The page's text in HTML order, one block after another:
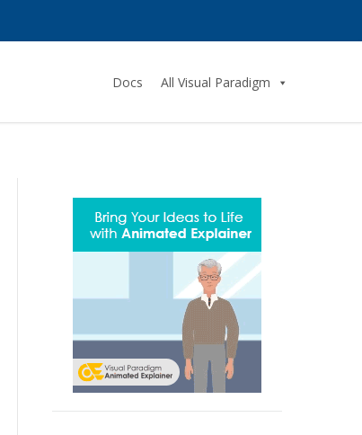
Docs All Visual Paradigm